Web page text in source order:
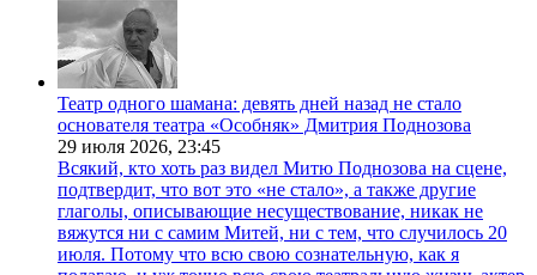
Театр одного шамана: девять дней назад не стало
основателя театра «Особняк» Дмитрия Поднозова
29 июля 2026, 23:45
Всякий, кто хоть раз видел Митю Поднозова на сцене,
подтвердит, что вот это «не стало», а также другие
глаголы, описывающие несуществование, никак не
вяжутся ни с самим Митей, ни с тем, что случилось 20
июля. Потому что всю свою сознательную, как я